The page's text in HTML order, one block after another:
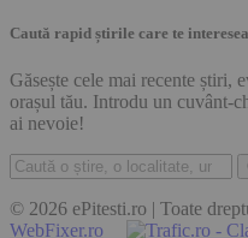
Caută rapid știrile care te
Găsește cele mai recente știri,
orașul tău. Introdu un cuvânt-
ai nevoie!
© 2026 ePitesti.ro | Toate
WebFixer.ro